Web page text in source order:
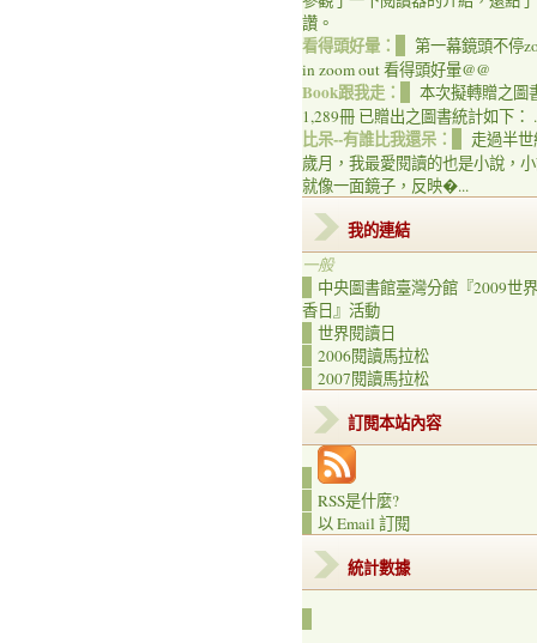
讚。
看得頭好暈：
第一幕鏡頭不停
in zoom out 看得頭好暈@@
Book跟我走：
本次擬轉贈之圖
1,289冊 已贈出之圖書統計如下：
比呆--有誰比我還呆：
走過半世
歲月，我最愛閱讀的也是小說，
就像一面鏡子，反映�...
我的連結
一般
中央圖書館臺灣分館『2009世
香日』活動
世界閱讀日
2006閱讀馬拉松
2007閱讀馬拉松
訂閱本站內容
RSS是什麼?
以 Email 訂閱
統計數據